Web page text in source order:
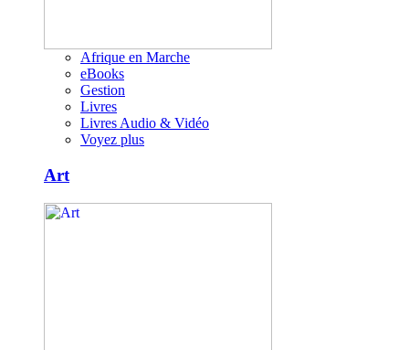
Afrique en Marche
eBooks
Gestion
Livres
Livres Audio & Vidéo
Voyez plus
Art